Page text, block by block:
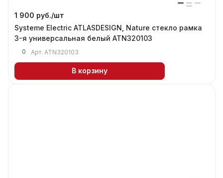
1 900 руб./шт
Systeme Electric ATLASDESIGN, Nature стекло рамка
3-я универсальная белый ATN320103
0 Арт. ATN320103
В корзину